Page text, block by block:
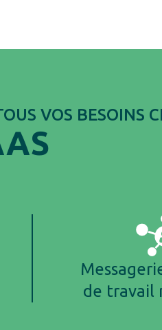
VOS BESOINS
de travail